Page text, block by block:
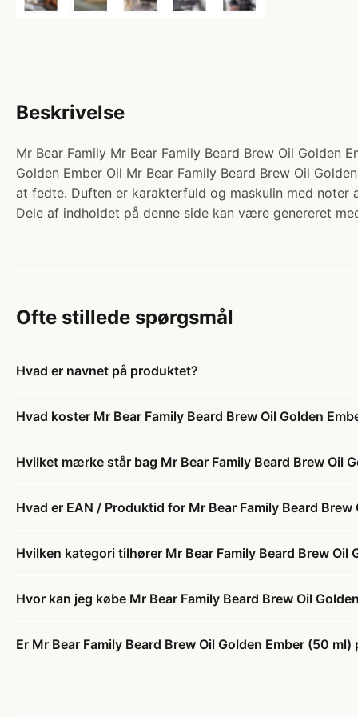
Beskrivelse
Mr Bear Family Mr Bear Family Beard Brew Oil
Golden Ember Oil Mr Bear Family Beard Brew Oil
at fedte. Duften er karakterfuld og maskulin med noter
Dele af indholdet på denne side kan være genereret
Ofte stillede spørgsmål
Hvad er navnet på produktet?
Hvad koster Mr Bear Family Beard Brew Oil Golden
Hvilket mærke står bag Mr Bear Family Beard Brew Oil
Hvad er EAN / Produktid for Mr Bear Family Beard
Hvilken kategori tilhører Mr Bear Family Beard Brew Oil
Hvor kan jeg købe Mr Bear Family Beard Brew Oil
Er Mr Bear Family Beard Brew Oil Golden Ember (50 ml)